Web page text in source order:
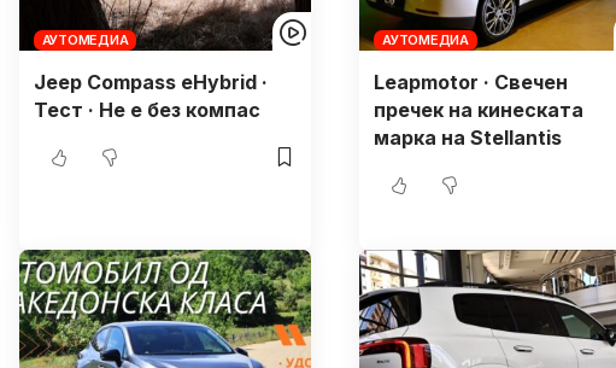
АУТОМЕДИА
Jeep Compass eHybrid ·
Тест · Не е без компас
АУТОМЕДИА
Leapmotor · Свечен
пречек нa кинеската
марка на Stellantis